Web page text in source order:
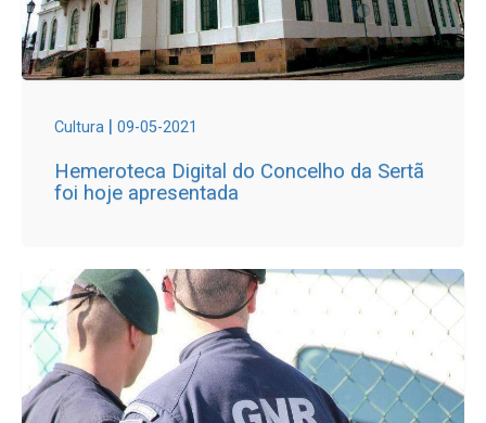
Cultura | 09-05-2021
Hemeroteca Digital do Concelho da Sertã
foi hoje apresentada